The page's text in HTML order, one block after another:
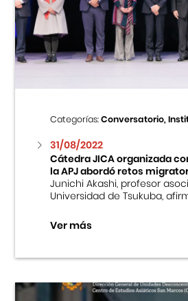
Categorías:Conversatorio,
31/08/2022
Cátedra JICA organizada
la APJ abordó retos
Junichi Akashi, profesor
Universidad de Tsukuba,
Ver más